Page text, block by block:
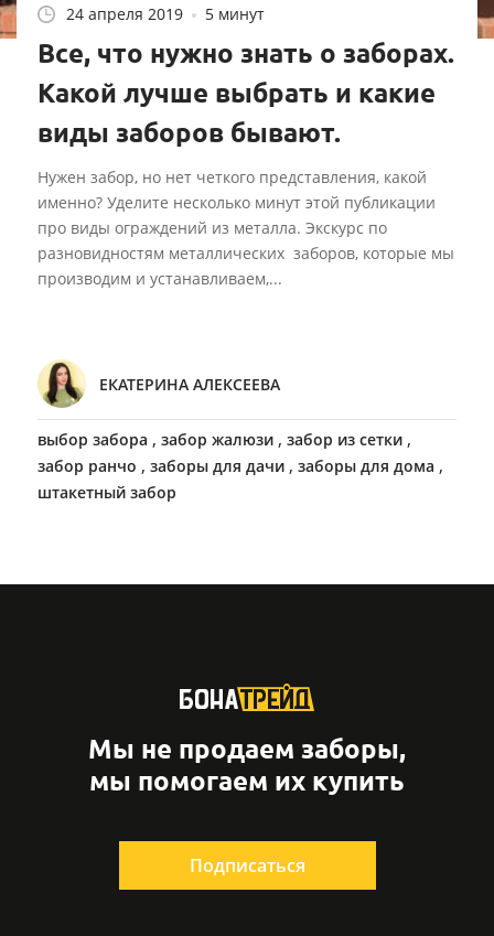
24 апреля 2019 5 минут
Все, что нужно знать о заборах.
Какой лучше выбрать и какие
виды заборов бывают.
Нужен забор, но нет четкого представления, какой
именно? Уделите несколько минут этой публикации
про виды ограждений из металла. Экскурс по
разновидностям металлических заборов, которые мы
производим и устанавливаем,...
ЕКАТЕРИНА АЛЕКСЕЕВА
выбор забора , забор жалюзи , забор из сетки ,
забор ранчо , заборы для дачи , заборы для дома ,
штакетный забор
Мы не продаем заборы,
мы помогаем их купить
Подписаться